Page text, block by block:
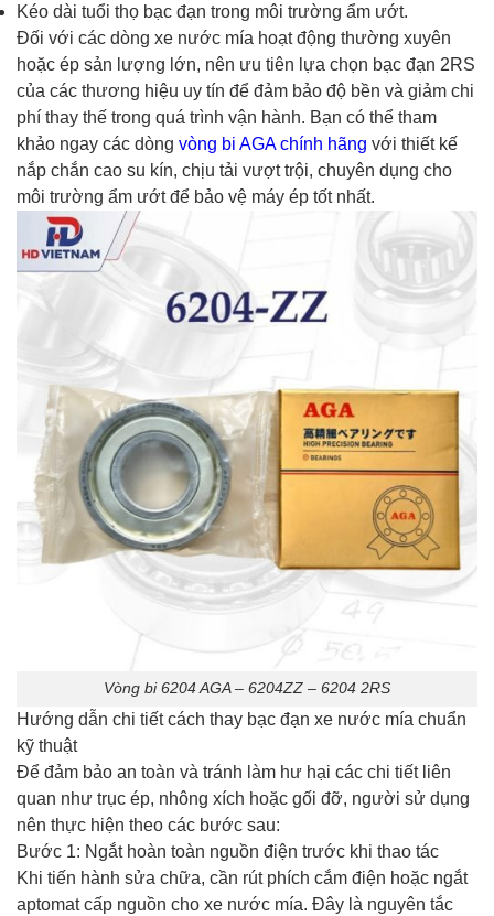
Kéo dài tuổi thọ bạc đạn trong môi trường ẩm ướt.
Đối với các dòng xe nước mía hoạt động thường xuyên
hoặc ép sản lượng lớn, nên ưu tiên lựa chọn bạc đạn 2RS
của các thương hiệu uy tín để đảm bảo độ bền và giảm chi
phí thay thế trong quá trình vận hành. Bạn có thể tham
khảo ngay các dòng vòng bi AGA chính hãng với thiết kế
nắp chắn cao su kín, chịu tải vượt trội, chuyên dụng cho
môi trường ẩm ướt để bảo vệ máy ép tốt nhất.
Vòng bi 6204 AGA – 6204ZZ – 6204 2RS
Hướng dẫn chi tiết cách thay bạc đạn xe nước mía chuẩn
kỹ thuật
Để đảm bảo an toàn và tránh làm hư hại các chi tiết liên
quan như trục ép, nhông xích hoặc gối đỡ, người sử dụng
nên thực hiện theo các bước sau:
Bước 1: Ngắt hoàn toàn nguồn điện trước khi thao tác
Khi tiến hành sửa chữa, cần rút phích cắm điện hoặc ngắt
aptomat cấp nguồn cho xe nước mía. Đây là nguyên tắc